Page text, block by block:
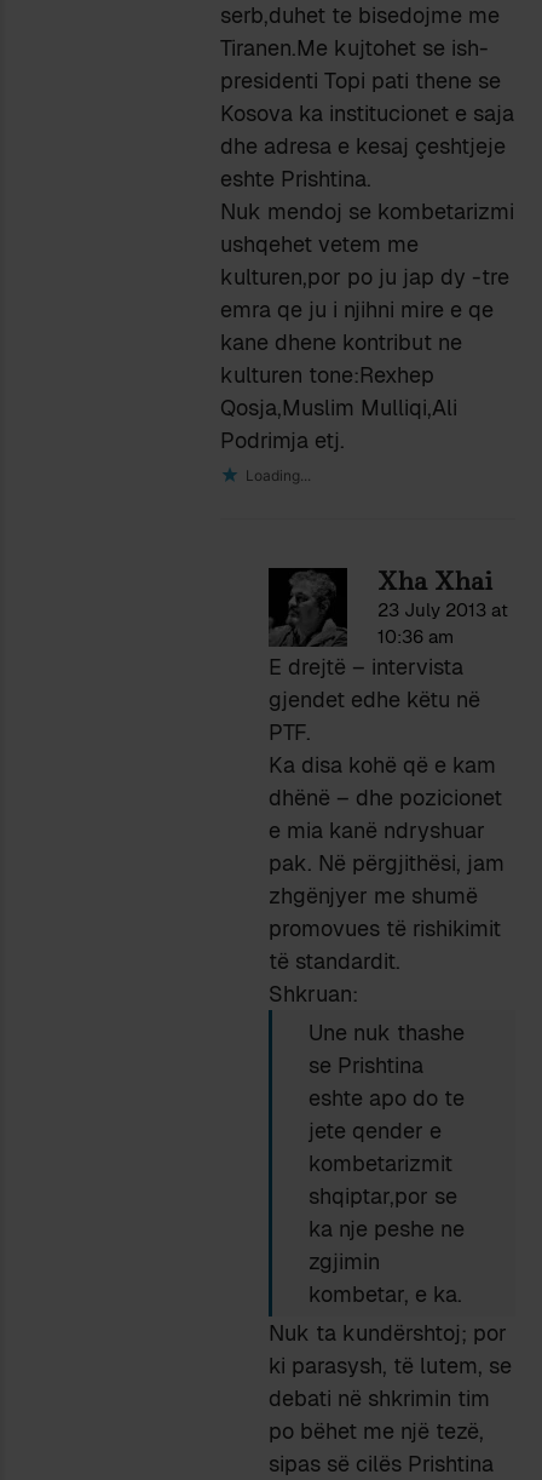
serb,duhet te bisedojme me
Tiranen.Me kujtohet se ish-
presidenti Topi pati thene se
Kosova ka institucionet e saja
dhe adresa e kesaj çeshtjeje
eshte Prishtina.
Nuk mendoj se kombetarizmi
ushqehet vetem me
kulturen,por po ju jap dy -tre
emra qe ju i njihni mire e qe
kane dhene kontribut ne
kulturen tone:Rexhep
Qosja,Muslim Mulliqi,Ali
Podrimja etj.
Loading...
Xha Xhai
23 July 2013 at
10:36 am
E drejtë – intervista
gjendet edhe këtu në
PTF.
Ka disa kohë që e kam
dhënë – dhe pozicionet
e mia kanë ndryshuar
pak. Në përgjithësi, jam
zhgënjyer me shumë
promovues të rishikimit
të standardit.
Shkruan:
Une nuk thashe
se Prishtina
eshte apo do te
jete qender e
kombetarizmit
shqiptar,por se
ka nje peshe ne
zgjimin
kombetar, e ka.
Nuk ta kundërshtoj; por
ki parasysh, të lutem, se
debati në shkrimin tim
po bëhet me një tezë,
sipas së cilës Prishtina